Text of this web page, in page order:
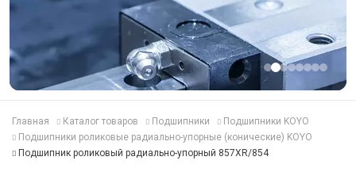
Главная Каталог товаров Подшипники
Подшипники KOYO
Подшипники роликовые радиально-упорные (конические) KOYO
Подшипник роликовый радиально-упорный 857XR/854